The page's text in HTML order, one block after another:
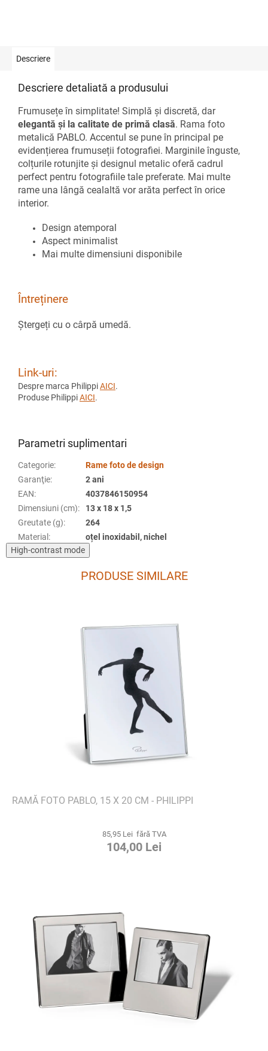
Descriere
Descriere detaliată a produsului
Frumusețe în simplitate! Simplă și discretă, dar
elegantă și la calitate de primă clasă. Rama foto
metalică PABLO. Accentul se pune în principal pe
evidențierea frumuseții fotografiei. Marginile înguste,
colțurile rotunjite și designul metalic oferă cadrul
perfect pentru fotografiile tale preferate. Mai multe
rame una lângă cealaltă vor arăta perfect în orice
interior.
Design atemporal
Aspect minimalist
Mai multe dimensiuni disponibile
Întreținere
Ștergeți cu o cârpă umedă.
Link-uri:
Despre marca PhilippiAICI.
Produse PhilippiAICI.
Parametri suplimentari
Categorie:
Rame foto de design
Garanţie:
2 ani
EAN:
4037846150954
Dimensiuni (cm):
13 x 18 x 1,5
Greutate (g):
264
Material :
oțel inoxidabil, nichel
High-contrast mode
PRODUSE SIMILARE
RAMĂ FOTO PABLO, 15 X 20 CM - PHILIPPI
85,95 Lei fără TVA
104,00 Lei